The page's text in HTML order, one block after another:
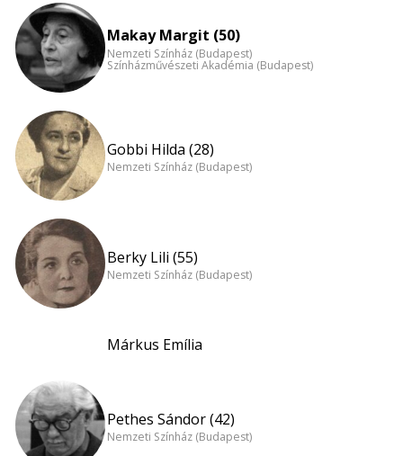
Makay Margit (50)
Nemzeti Színház (Budapest)
Színházművészeti Akadémia (Budapest)
Gobbi Hilda (28)
Nemzeti Színház (Budapest)
Berky Lili (55)
Nemzeti Színház (Budapest)
Márkus Emília
Pethes Sándor (42)
Nemzeti Színház (Budapest)